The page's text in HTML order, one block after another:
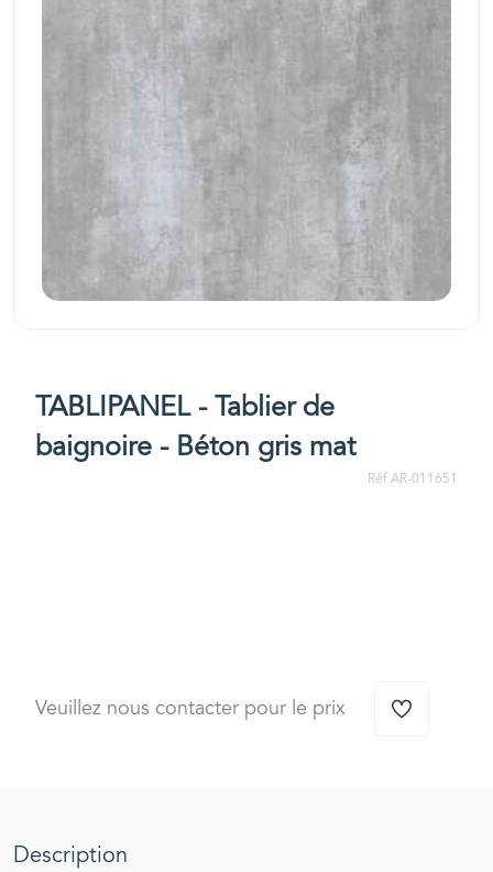
TABLIPANEL - Tablier de
baignoire - Béton gris mat
Réf AR-011651
Veuillez nous contacter pour le prix
Description